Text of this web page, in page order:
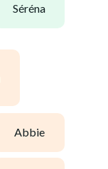
séréna
abbie